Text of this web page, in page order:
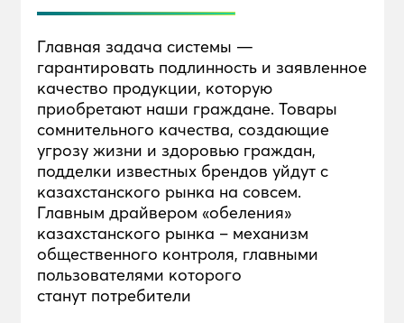
Главная задача системы —
гарантировать подлинность и заявленное
качество продукции, которую
приобретают наши граждане. Товары
сомнительного качества, создающие
угрозу жизни и здоровью граждан,
подделки известных брендов уйдут с
казахстанского рынка на совсем.
Главным драйвером «обеления»
казахстанского рынка – механизм
общественного контроля, главными
пользователями которого
станут потребители